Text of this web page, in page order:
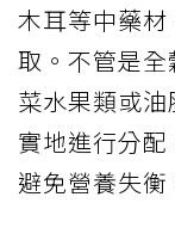
木耳等中藥
取。不管是
菜水果類或
實地進行分
避免營養失衡